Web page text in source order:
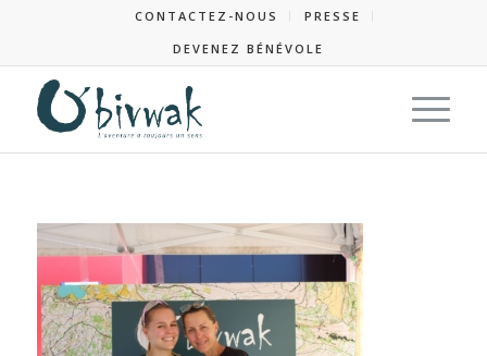
CONTACTEZ-NOUS
PRESSE
DEVENEZ BÉNÉVOLE